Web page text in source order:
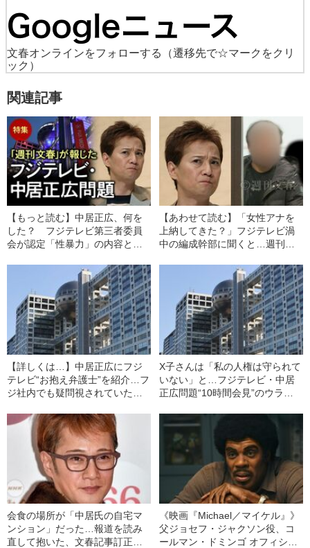
文春オンラインをフォローする
（遷移先で☆マークをクリ
ック）
関連記事
【もっと読む】中居正広、何を
した？ フジテレビ第三者委員
会が認定「性暴力」の内容と
【あわせて読む】「女性アナを
上納してきた？」フジテレビ渦
中の編成幹部に聞くと…週刊文
【詳しくは…】中居正広にフジ
テレビ“お抱え弁護士”を紹介…フ
ジ社内でも疑問視されていた
【週刊文春全文公開】
X子さんは「私の人権は守られて
いない」と…フジテレビ・中居
正広問題“10時間会見”のウラで
退任へ》
会食の場所が「中居氏の自宅マ
ンション」だった…報道を読み
直して抱いた、文春記事訂正問
《映画『Michael／マイケル』》
父ジョセフ・ジャクソン役、コ
ールマン・ドミンゴ オフィシャ